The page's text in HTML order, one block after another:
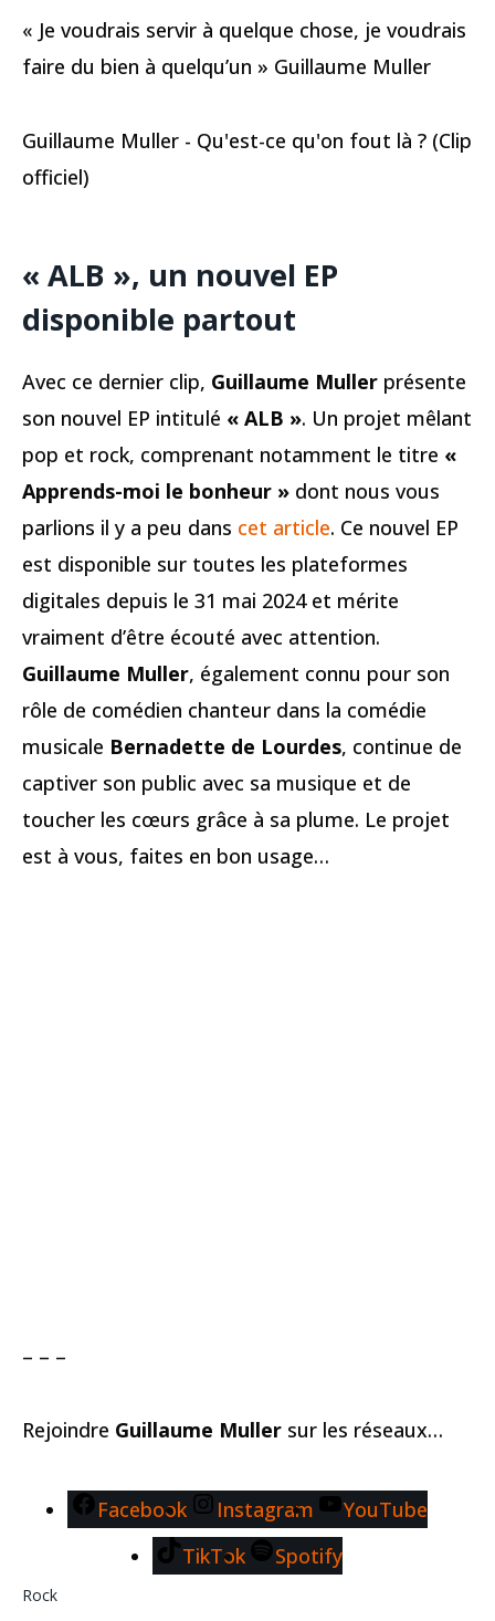
« Je voudrais servir à quelque chose, je voudrais
faire du bien à quelqu’un » Guillaume Muller
Guillaume Muller - Qu'est-ce qu'on fout là ? (Clip
officiel)
« ALB », un nouvel EP
disponible partout
Avec ce dernier clip, Guillaume Muller présente
son nouvel EP intitulé « ALB ». Un projet mêlant
pop et rock, comprenant notamment le titre «
Apprends-moi le bonheur » dont nous vous
parlions il y a peu dans cet article. Ce nouvel EP
est disponible sur toutes les plateformes
digitales depuis le 31 mai 2024 et mérite
vraiment d’être écouté avec attention.
Guillaume Muller, également connu pour son
rôle de comédien chanteur dans la comédie
musicale Bernadette de Lourdes, continue de
captiver son public avec sa musique et de
toucher les cœurs grâce à sa plume. Le projet
est à vous, faites en bon usage…
– – –
Rejoindre Guillaume Muller sur les réseaux…
Facebook Instagram
YouTube
TikTok
Spotify
Rock